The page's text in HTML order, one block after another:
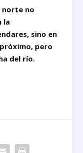
norte no
la
sino en
pero
del río.